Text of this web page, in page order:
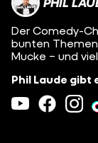
Der Comedy-
bunten
Mucke – und
Phil Laude gibt